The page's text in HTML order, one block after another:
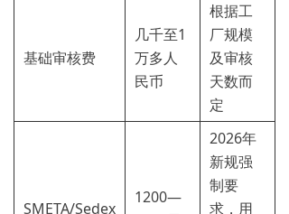
基础审核费
几千至1
万多人
民币
根据工
厂规模
及审核
天数而
定
SMETA/Sedex
1200—
2026年
新规强
制要
求，用